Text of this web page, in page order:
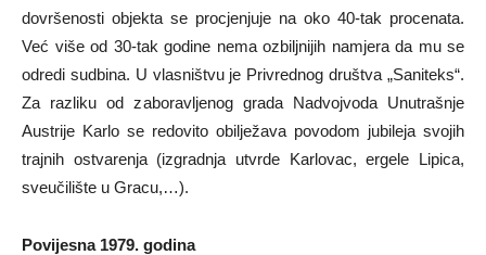
dovršenosti objekta se procjenjuje na oko 40-tak procenata.
Već više od 30-tak godine nema ozbiljnijih namjera da mu se
odredi sudbina. U vlasništvu je Privrednog društva „Saniteks“.
Za razliku od zaboravljenog grada Nadvojvoda Unutrašnje
Austrije Karlo se redovito obilježava povodom jubileja svojih
trajnih ostvarenja (izgradnja utvrde Karlovac, ergele Lipica,
sveučilište u Gracu,…).
Povijesna 1979. godina